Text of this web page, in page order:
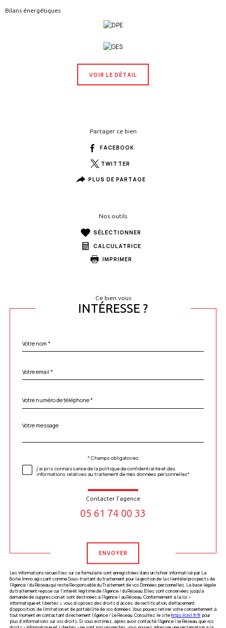
Bilans énergétiques
VOIR LE DÉTAIL
Partager ce bien
FACEBOOK
TWITTER
PLUS DE PARTAGE
Nos outils
SÉLECTIONNER
CALCULATRICE
IMPRIMER
Ce bien vous
INTÉRESSE ?
*
*
*
Fieldset
défaut
Message
*
* Champs obligatoires
j'ai pris connaissance de la politique de confidentialité et des
informations relatives au traitement de mes données personnelles*
Contacter l'agence
05 61 74 00 33
ENVOYER
Les informations recueillies sur ce formulaire sont enregistrées dans un fichier informatisé par La
Boite Immo agissant comme Sous-traitant du traitement pour la gestion de la clientèle/prospects de
l'Agence / du Réseau qui reste Responsable du Traitement de vos Données personnelles. La base légale
du traitement repose sur l'intérêt légitime de l'Agence / du Réseau. Elles sont conservées jusqu'à
demande de suppression et sont destinées à l'Agence / au Réseau. Conformément à la loi «
informatique et libertés », vous disposez des droits d’accès, de rectification, d’effacement,
d’opposition, de limitation et de portabilité de vos données. Vous pouvez retirer votre consentement à
tout moment en contactant directement l’Agence / Le Réseau. Consultez le sitehttps://cnil.fr/fr pour
plus d’informations sur vos droits. Si vous estimez, après avoir contacté l'Agence / le Réseau, que vos